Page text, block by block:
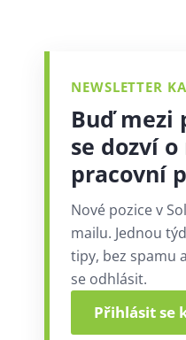
NEWSLETTER
Buď mezi
se dozví o
pracovní
Nové pozice v
mailu. Jednou
tipy, bez spamu
se odhlásit.
Přihlásit se